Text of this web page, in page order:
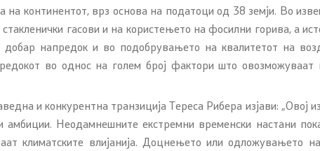
континентот, врз основа на податоци од 38 земји. Во
гасови и на користењето на фосилни горива, а
напредок и во подобрувањето на квалитетот на
во однос на голем број фактори што
и конкурентна транзиција Тереса Рибера изјави:
амбиции. Неодамнешните екстремни временски настани
климатските влијанија. Доцнењето или одложувањето